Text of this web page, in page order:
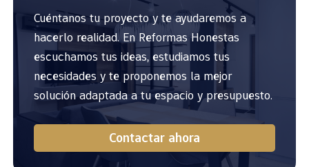
Cuéntanos tu proyecto y te ayudaremos a
hacerlo realidad. En Reformas Honestas
escuchamos tus ideas, estudiamos tus
necesidades y te proponemos la mejor
solución adaptada a tu espacio y presupuesto.
Contactar ahora